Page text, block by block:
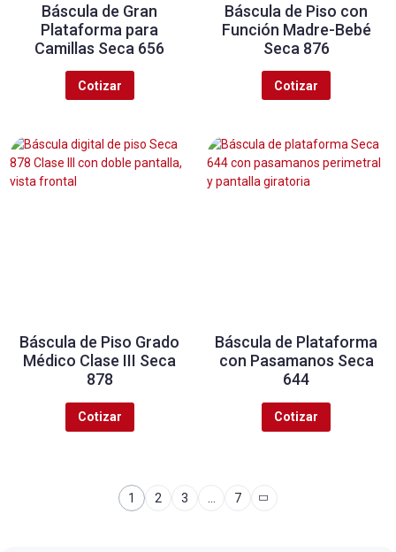
Báscula de Gran
Plataforma para
Camillas Seca 656
Cotizar
Báscula de Piso con
Función Madre-Bebé
Seca 876
Cotizar
Báscula de Piso Grado
Médico Clase III Seca
878
Cotizar
Báscula de Plataforma
con Pasamanos Seca
644
Cotizar
1 2 3 7